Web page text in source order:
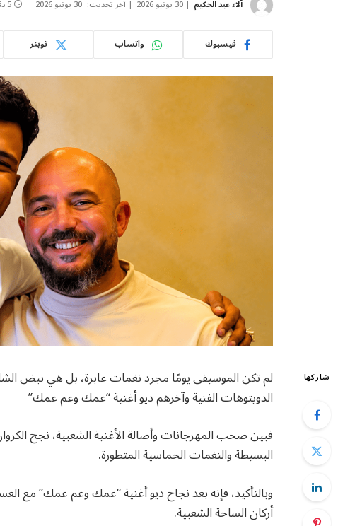
آلاء عبد الحكيم 30 يونيو 2026 آخر تحديث: 30 يونيو 2026 5 دقائق
فيسبوك واتساب تويتر
شاركها
لم تكن الموسيقى يومًا مجرد نغمات عابرة، بل هي نبض
الدويتوهات الفنية وآخرهم ديو أغنية “عمك وعم عمك”
فبين صخب المهرجانات وأصالة الأغنية الشعبية، نجح
البسيطة والنغمات الحماسية المتطورة.
وبالتأكيد، فإنه بعد نجاح ديو أغنية “عمك وعم عمك”
أركان الساحة الشعبية.